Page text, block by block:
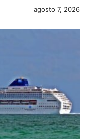
agosto 7, 2026